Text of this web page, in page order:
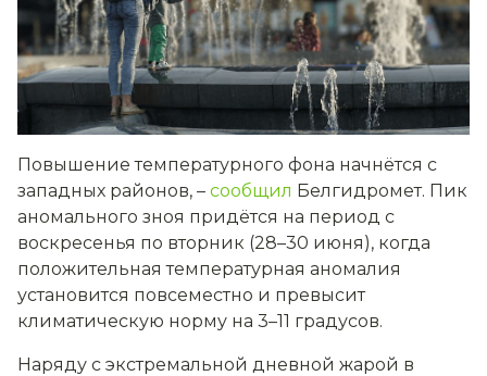
Повышение температурного фона начнётся с
западных районов, – сообщил Белгидромет. Пик
аномального зноя придётся на период с
воскресенья по вторник (28–30 июня), когда
положительная температурная аномалия
установится повсеместно и превысит
климатическую норму на 3–11 градусов.
Наряду с экстремальной дневной жарой в